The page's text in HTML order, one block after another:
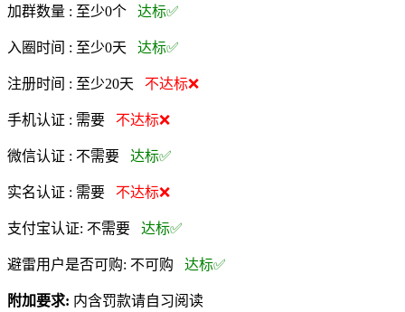
加群数量 : 至少0个 达标✅
入圈时间 : 至少0天 达标✅
注册时间 : 至少20天 不达标❌
手机认证 : 需要 不达标❌
微信认证 : 不需要 达标✅
实名认证 : 需要 不达标❌
支付宝认证: 不需要 达标✅
避雷用户是否可购: 不可购 达标✅
附加要求: 内含罚款请自习阅读